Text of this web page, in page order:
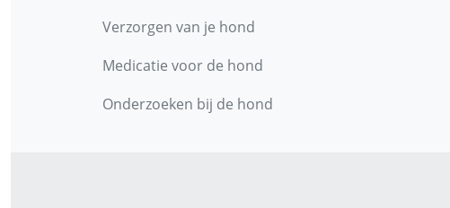
Verzorgen van je hond
Medicatie voor de hond
Onderzoeken bij de hond